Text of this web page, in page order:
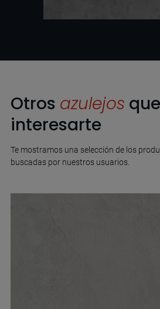
Otros azulejos
interesarte
Te mostramos una selección de los
buscadas por nuestros usuarios.